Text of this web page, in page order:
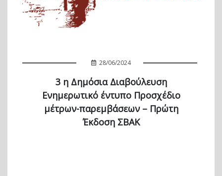
28/06/2024
3 η Δημόσια Διαβούλευση
Ενημερωτικό έντυπο Προσχέδιο
μέτρων-παρεμβάσεων – Πρώτη
Έκδοση ΣΒΑΚ